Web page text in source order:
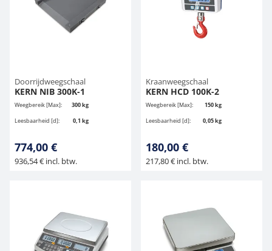
Doorrijdweegschaal
KERN NIB 300K-1
Weegbereik [Max]:
300 kg
Leesbaarheid [d]:
0,1 kg
774,00 €
936,54 € incl. btw.
Kraanweegschaal
KERN HCD 100K-2
Weegbereik [Max]:
150 kg
Leesbaarheid [d]:
0,05 kg
180,00 €
217,80 € incl. btw.